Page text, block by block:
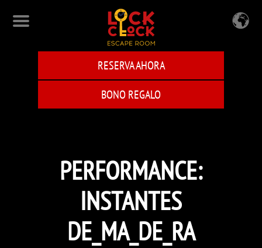
main
RESERVA AHORA
BONO REGALO
PERFORMANCE:
INSTANTES
DE_MA_DE_RA